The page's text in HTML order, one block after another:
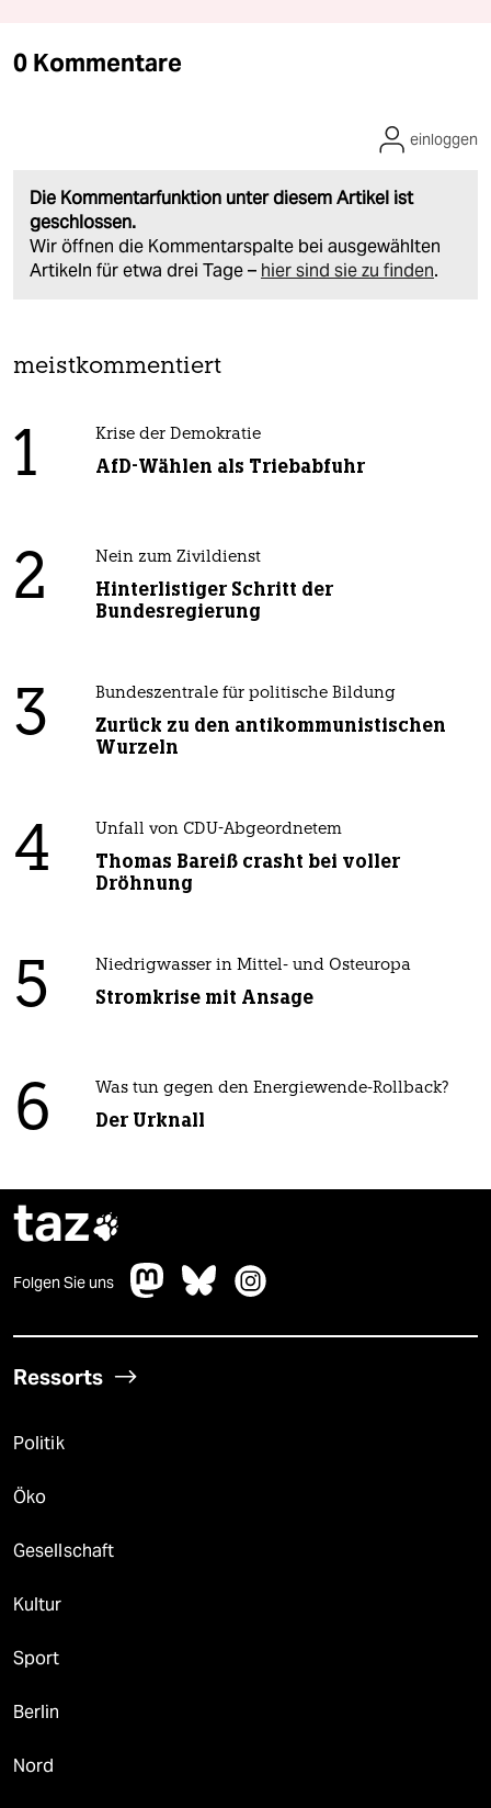
0 Kommentare
Die Kommentarfunktion unter diesem Artikel ist
geschlossen.
Wir öffnen die Kommentarspalte bei ausgewählten
Artikeln für etwa drei Tage – hier sind sie zu finden.
einloggen
meistkommentiert
1 Krise der Demokratie
AfD-Wählen als Triebabfuhr
2 Nein zum Zivildienst
Hinterlistiger Schritt der
Bundesregierung
3 Bundeszentrale für politische Bildung
Zurück zu den antikommunistischen
Wurzeln
4 Unfall von CDU-Abgeordnetem
Thomas Bareiß crasht bei voller
Dröhnung
5 Niedrigwasser in Mittel- und Osteuropa
Stromkrise mit Ansage
6 Was tun gegen den Energiewende-Rollback?
Der Urknall
taz
Folgen Sie uns
Ressorts
Politik
Öko
Gesellschaft
Kultur
Sport
Berlin
Nord